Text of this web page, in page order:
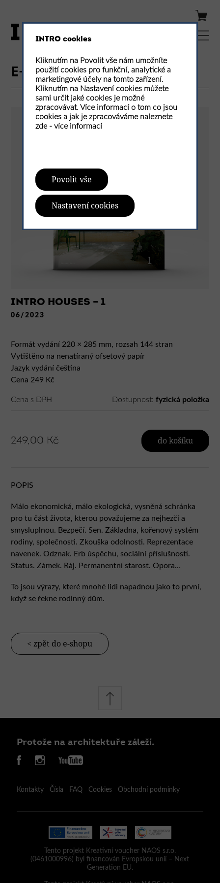
INTRO cookies
Kliknutím na Povolit vše nám umožníte
použití cookies pro funkční, analytické a
marketingové účely na tomto zařízení.
Kliknutím na Nastavení cookies můžete
sami určit jaké cookies je možné
zpracovávat. Více informací o tom co jsou
cookies a jak je zpracováváme naleznete
zde - více informací
Povolit vše
Nastavení cookies
E-shop / Detail produktu
INTRO HOUSES – 1
06/2023
Formát vydání 220 × 285 mm, rozsah 144 stran
Vytištěno na nenatíraný ofsetový papír
Jazyk vydání čeština
Cena 249 Kč
Cena s DPH Dostupnost: fyzická položka
249,00 Kč do košíku
POPIS
Málo ekonomická, málo ekologická, vysněná schránka
pro tu část života, kterou považujeme za nejhezčí a
smysluplnou. Bezpečí. Sen. Základna, kořenový systém
rodiny, společnosti. Zkouška odolnosti. Reprezentace
navenek. Odznak. Erb úspěchu, sociální příslušnosti.
Status. Zámek. Ráj. Permanentní starost. Opora…
To jsou výrazy, které mnohé lidi napadnou jako to první,
když se řekne rodinný dům.
< zpět do e-shopu
Protože na architektuře záleží.
Kontakty Čísla FAQ Cookies Obchodní podmínky
Tento projekt Kreativní voucher NAOS s.r.o.
(0461000996) byl financován Evropskou unií – Next
Generation EU.